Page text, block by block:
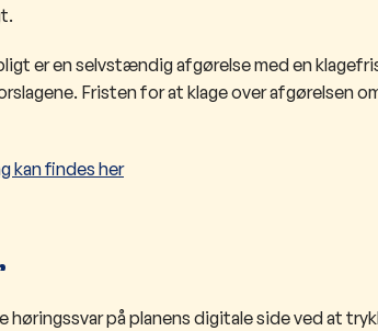
er en selvstændig afgørelse med en
Fristen for at klage over afgørelsen
kan findes her
høringssvar på planens digitale side ved at